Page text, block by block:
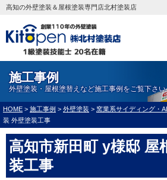
高知の外壁塗装＆屋根塗装専門店北村塗装店
施工事例
外壁塗装・屋根塗替えなど施工事例をご覧下さい
HOME > 施工事例 > 外壁塗装 > 窯業系サイディング・
装 外壁塗装工事
高知市新田町 y様邸 屋
装工事